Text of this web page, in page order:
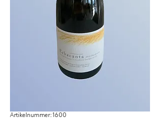
Artikelnummer: 1600